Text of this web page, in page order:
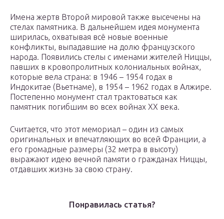
Имена жертв Второй мировой также высечены на
стелах памятника. В дальнейшем идея монумента
ширилась, охватывая всё новые военные
конфликты, выпадавшие на долю французского
народа. Появились стелы с именами жителей Ниццы,
павших в кровопролитных колониальных войнах,
которые вела страна: в 1946 – 1954 годах в
Индокитае (Вьетнаме), в 1954 – 1962 годах в Алжире.
Постепенно монумент стал трактоваться как
памятник погибшим во всех войнах XX века.
Считается, что этот мемориал – один из самых
оригинальных и впечатляющих во всей Франции, а
его громадные размеры (32 метра в высоту)
выражают идею вечной памяти о гражданах Ниццы,
отдавших жизнь за свою страну.
Понравилась статья?